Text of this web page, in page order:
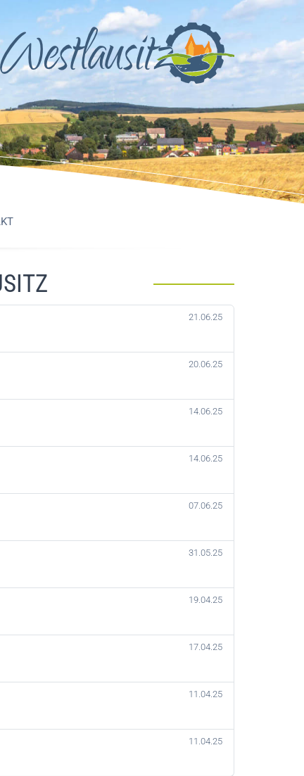
21.06.25
20.06.25
14.06.25
14.06.25
07.06.25
31.05.25
19.04.25
17.04.25
11.04.25
11.04.25